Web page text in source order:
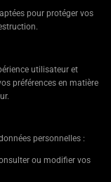
pour protéger vos
utilisateur et
préférences en matière
personnelles :
ou modifier vos